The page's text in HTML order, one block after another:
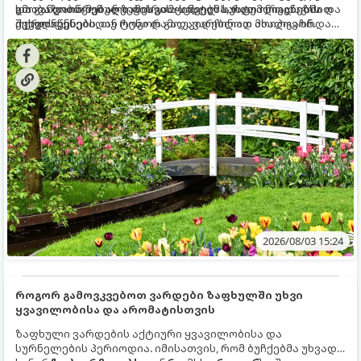
და განვითარებული ფესვთა სისტემა, რათა ნიადაგის
ქვედა ფენებიდან ტენი დამოუკიდებლად მოიპოვონ.
ხმობა დაიწყონ ან ზამთრის ყინვებს სუსტი ორგანიზმით
შეხვდნენ.
გთავაზობთ მებაღეების გამოცდილ საიდუმლოებებსა და
ოქროს წესებს, თუ როგორ გადავარჩინოთ ახალგაზრდა
ხეები ზაფხულის სიცხეში:
2026/08/03 15:24
როგორ გამოვკვებოთ ვარდები ზაფხულში უხვი
ყვავილობისა და არომატისთვის
ზაფხული ვარდების აქტიური ყვავილობისა და
სურნელების პერიოდია. იმისათვის, რომ ბუჩქებმა უხვად,